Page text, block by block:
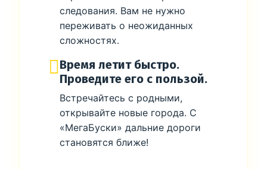
следования. Вам не нужно
переживать о неожиданных
сложностях.
Время летит быстро.
Проведите его с пользой.
Встречайтесь с родными,
открывайте новые города. С
«МегаБуски» дальние дороги
становятся ближе!